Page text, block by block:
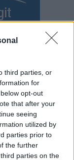
third parties, or
for
opt-out
that after your
seeing
utilized by
parties prior to
the further
parties on the
Adja
ot